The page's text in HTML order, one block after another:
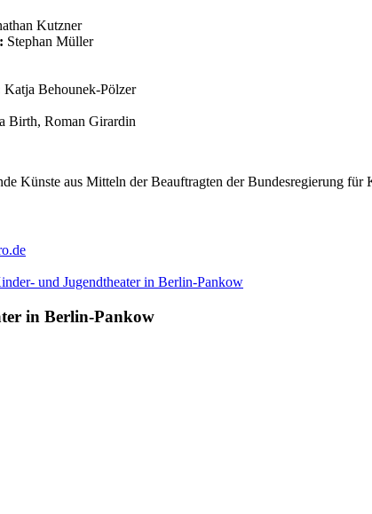
Kutzner
Stephan Müller
Katja Behounek-Pölzer
Birth, Roman Girardin
Künste aus Mitteln der Beauftragten der Bundesregierung für
in Berlin‑Pankow